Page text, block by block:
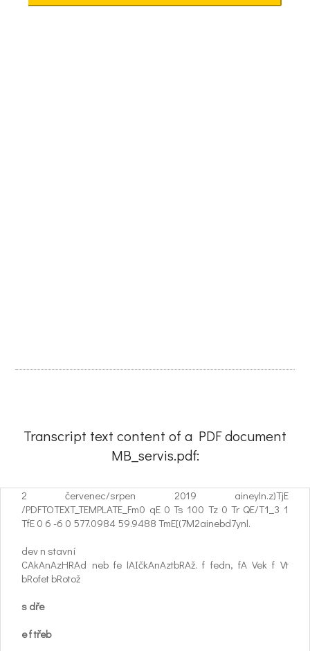
Transcript text content of a PDF document
MB_servis.pdf:
2 červenec/srpen 2019 aineyln.z)TjE
/PDFTOTEXT_TEMPLATE_Fm0 qE 0 Ts 100 Tz 0 Tr QE/T1_3 1
TfE 0 6 -6 0 577.0984 59.9488 TmE[(7M2ainebd7ynl.
dev n stavní
CAkAnAzHRAd neb fe lAIčkAnAztbRAž. f fedn, fA Vek f Vt
bRofet bRotož
s dře
e f třeb